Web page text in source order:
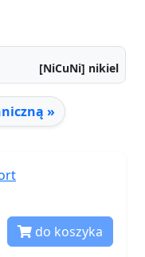
[NiCuNi] nikiel
»
do koszyka